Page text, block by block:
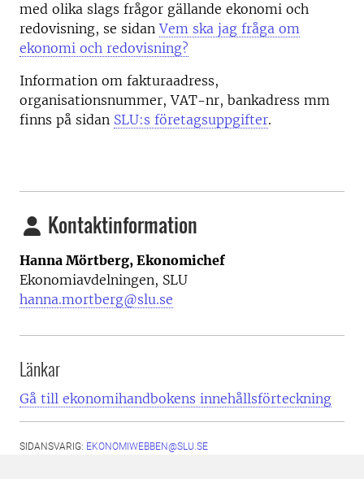
med olika slags frågor gällande ekonomi och
redovisning, se sidanVem ska jag fråga om
ekonomi och redovisning?
Information om fakturaadress,
organisationsnummer, VAT-nr, bankadress mm
finns på sidan SLU:s företagsuppgifter.
Kontaktinformation
Hanna Mörtberg, Ekonomichef
Ekonomiavdelningen, SLU
hanna.mortberg@slu.se
Länkar
Gå till ekonomihandbokens innehållsförteckning
SIDANSVARIG: EKONOMIWEBBEN@SLU.SE